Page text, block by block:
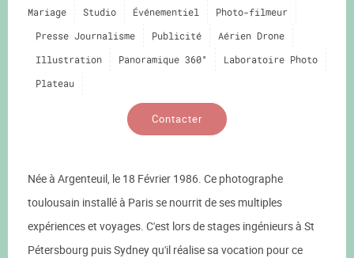
Mariage Studio Événementiel
Photo-filmeur
Presse Journalisme
Publicité
Aérien Drone
Illustration
Panoramique 360°
Laboratoire Photo
Plateau
Contacter
Née à Argenteuil, le 18 Février 1986. Ce photographe
toulousain installé à Paris se nourrit de ses multiples
expériences et voyages. C'est lors de stages ingénieurs à St
Pétersbourg puis Sydney qu'il réalise sa vocation pour ce